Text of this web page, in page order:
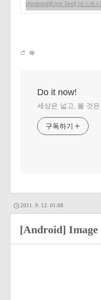
[Android][Unit Test] 테스트시
Do it now!
세상은 넓고, 볼 것은
구독하기
2011. 9. 12. 01:08
[Android] Image